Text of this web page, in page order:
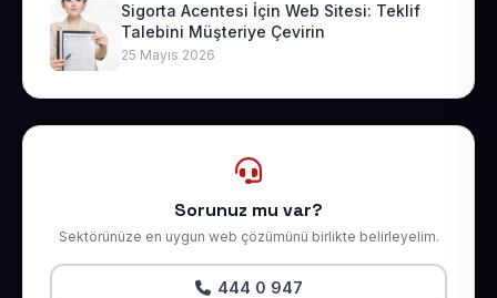
Sigorta Acentesi İçin Web Sitesi: Teklif
Talebini Müşteriye Çevirin
25 Mayıs 2026
Sorunuz mu var?
Sektörünüze en uygun web çözümünü birlikte belirleyelim.
444 0 947